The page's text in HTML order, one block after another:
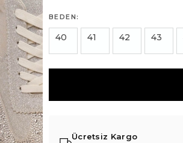
BEDEN:
40 41 42 43
Ücretsiz Kargo